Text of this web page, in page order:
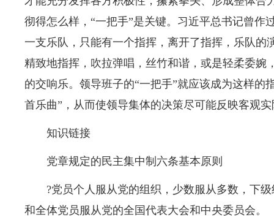
彻得怎么样，“一把手”是关键。习近平总书记曾作
一支乐队，只能有一个指挥，离开了指挥，乐队的
精致地指挥，吹拉弹唱，丝竹和谐，或是轻柔委婉
的交响乐。领导班子的“一把手”就应该成为这样的
首乐曲”，从而使领导集体的决策尽可能反映客观
知识链接
党章规定的民主集中制六条基本原则
?党员个人服从党的组织，少数服从多数，下
和全体党员服从党的全国代表大会和中央委员会。